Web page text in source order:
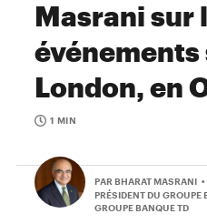
Masrani sur
événements
London, en
1 MIN
PAR BHARAT MASRANI
PRÉSIDENT DU GROUPE
GROUPE BANQUE TD